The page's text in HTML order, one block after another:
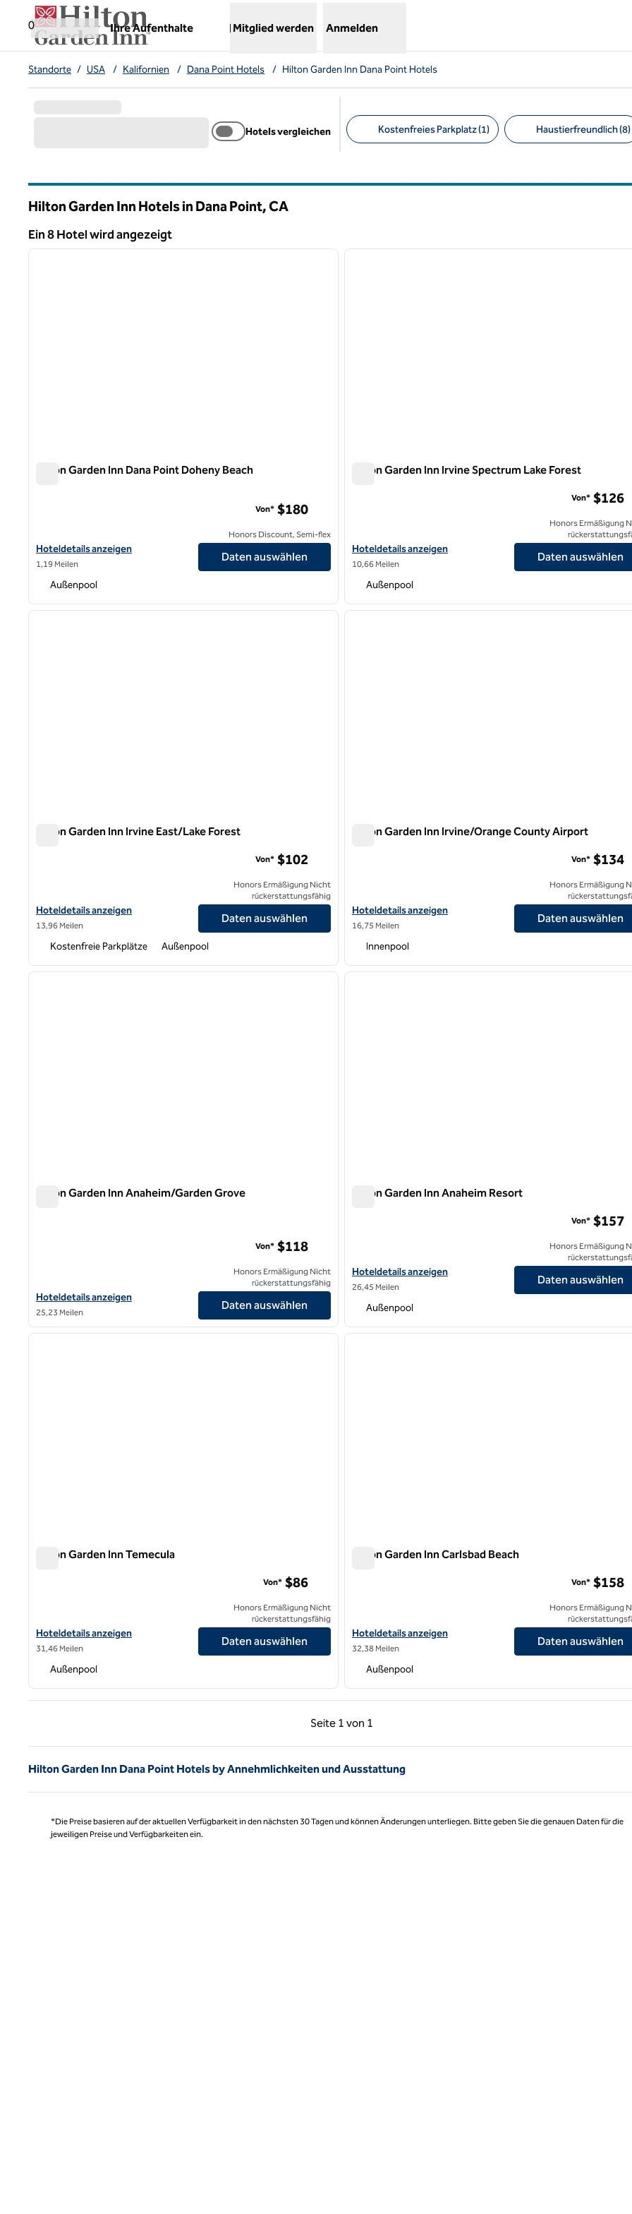
Weiter zum Inhalt
0
Ihre Aufenthalte
,öffnet neue Registerkarte
Mitglied werden Anmelden
Standorte / USA / Kalifornien / Dana Point Hotels / Hilton Garden Inn Dana Point Hotels
Hotels vergleichen Kostenfreies Parkplatz (1) Haustierfreundlich (8)
Hilton Garden Inn Hotels in Dana Point,CA
Ein 8 Hotel wird angezeigt
Ein 8 Hotel wird angezeigt
1 von 12
nächstes Bild
Hilton Garden Inn Dana Point Doheny Beach
Hoteldetails für Hilton Garden Inn Dana Point Doheny Beach anzeigen
Hoteldetails anzeigen
1,19 Meilen
Von* $180
Honors Discount, Semi-flex
Daten auswählen
Außenpool
1 von 12
Hilton Garden Inn Irvine Spectrum Lake Forest
Hoteldetails für das Hilton Garden Inn Irvine Spectrum Lake
Hoteldetails anzeigen
10,66 Meilen
Von* $126
Honors Ermäßigung
Daten auswählen
Außenpool
1 von 12
nächstes Bild
Hilton Garden Inn Irvine East/Lake Forest
Hoteldetails für das Hilton Garden Inn Irvine East/Lake Forest anzeigen
Hoteldetails anzeigen
13,96 Meilen
Von* $102
Honors Ermäßigung Nicht
rückerstattungsfähig
Daten auswählen
Kostenfreie Parkplätze Außenpool
1 von 12
Hilton Garden Inn Irvine/Orange County Airport
Hoteldetails zum Hilton Garden Inn Irvine/Orange County Airport
Hoteldetails anzeigen
16,75 Meilen
Von* $134
Honors Ermäßigung
Daten auswählen
Innenpool
1 von 12
nächstes Bild
Hilton Garden Inn Anaheim/Garden Grove
Hoteldetails für das Hilton Garden Inn Anaheim/Garden Grove anzeigen
Hoteldetails anzeigen
25,23 Meilen
Von* $118
Honors Ermäßigung Nicht
rückerstattungsfähig
Daten auswählen
1 von 12
Hilton Garden Inn Anaheim Resort
Hoteldetails für das Hilton Garden Inn Anaheim Resort anzeigen
Hoteldetails anzeigen
26,45 Meilen
Von* $157
Honors Ermäßigung
Daten auswählen
Außenpool
1/12
1 von 12
nächstes Bild
Hilton Garden Inn Temecula
Hoteldetails für Hilton Garden Inn Temecula anzeigen
Hoteldetails anzeigen
31,46 Meilen
Von* $86
Honors Ermäßigung Nicht
rückerstattungsfähig
Daten auswählen
Außenpool
1 von 12
Hilton Garden Inn Carlsbad Beach
Hoteldetails für Hilton Garden Inn Carlsbad Beach anzeigen
Hoteldetails anzeigen
32,38 Meilen
Von* $158
Honors Ermäßigung
Daten auswählen
Außenpool
Seite 1 von 1
Vorherige Seite, 1 von 1
Seite 1 von 1
Hilton Garden Inn Dana Point Hotels by Annehmlichkeiten und Ausstattung
*Die Preise basieren auf der aktuellen Verfügbarkeit in den nächsten 30 Tagen und können Änderungen unterliegen. Bitte geben Sie die genauen Daten für die
jeweiligen Preise und Verfügbarkeiten ein.